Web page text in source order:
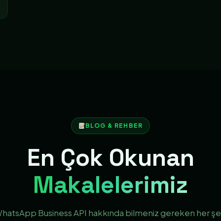
BLOG & REHBER
En Çok Okunan
Makalelerimiz
Business API hakkında bilmeniz gereken her